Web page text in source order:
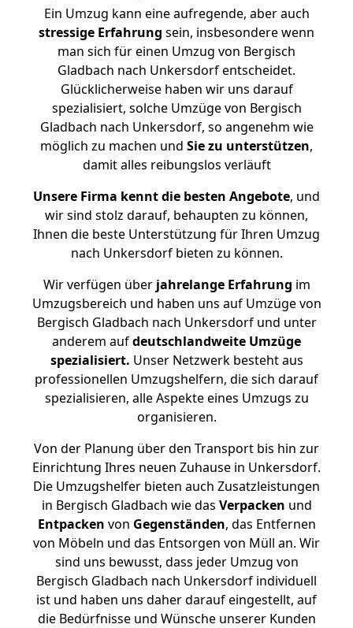
Ein Umzug kann eine aufregende, aber auch
stressige Erfahrung sein, insbesondere wenn
man sich für einen Umzug von Bergisch
Gladbach nach Unkersdorf entscheidet.
Glücklicherweise haben wir uns darauf
spezialisiert, solche Umzüge von Bergisch
Gladbach nach Unkersdorf, so angenehm wie
möglich zu machen und Sie zu unterstützen,
damit alles reibungslos verläuft
Unsere Firma kennt die besten Angebote, und
wir sind stolz darauf, behaupten zu können,
Ihnen die beste Unterstützung für Ihren Umzug
nach Unkersdorf bieten zu können.
Wir verfügen überjahrelange Erfahrung im
Umzugsbereich und haben uns auf Umzüge von
Bergisch Gladbach nach Unkersdorf und unter
anderem aufdeutschlandweite Umzüge
spezialisiert. Unser Netzwerk besteht aus
professionellen Umzugshelfern, die sich darauf
spezialisieren, alle Aspekte eines Umzugs zu
organisieren.
Von der Planung über den Transport bis hin zur
Einrichtung Ihres neuen Zuhause in Unkersdorf.
Die Umzugshelfer bieten auch Zusatzleistungen
in Bergisch Gladbach wie das Verpacken und
Entpacken von Gegenständen, das Entfernen
von Möbeln und das Entsorgen von Müll an. Wir
sind uns bewusst, dass jeder Umzug von
Bergisch Gladbach nach Unkersdorf individuell
ist und haben uns daher darauf eingestellt, auf
die Bedürfnisse und Wünsche unserer Kunden